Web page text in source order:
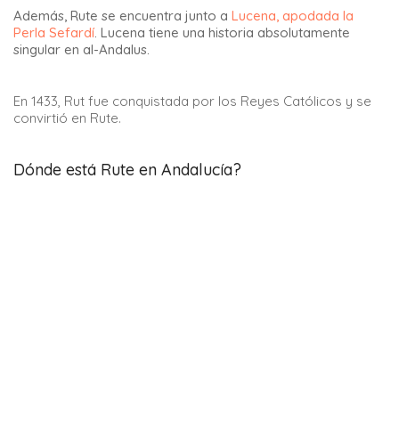
Además, Rute se encuentra junto a Lucena, apodada la
Perla Sefardí . Lucena tiene una historia absolutamente
singular en al-Andalus.
En 1433, Rut fue conquistada por los Reyes Católicos y se
convirtió en Rute.
Dónde está Rute en Andalucía?